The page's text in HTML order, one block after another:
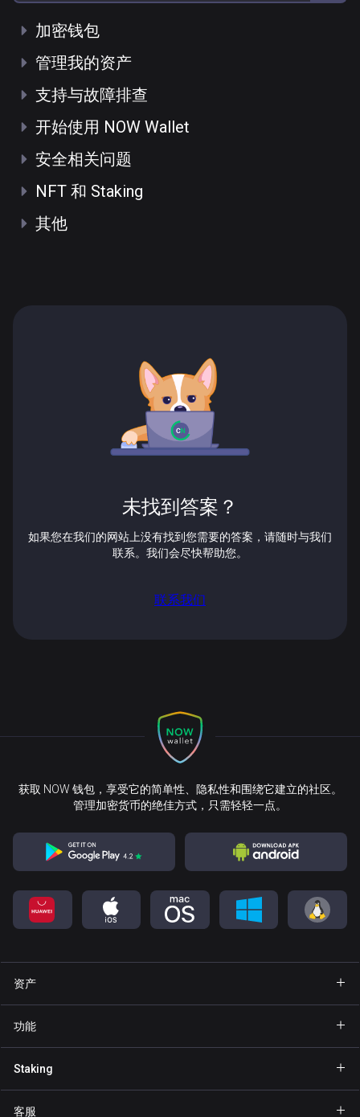
加密钱包
管理我的资产
支持与故障排查
开始使用 NOW Wallet
安全相关问题
NFT 和 Staking
其他
未找到答案？
如果您在我们的网站上没有找到您需要的答案，请随时与我们
联系。我们会尽快帮助您。
联系我们
获取 NOW 钱包，享受它的简单性、隐私性和围绕它建立的社区。
管理加密货币的绝佳方式，只需轻轻一点。
资产
钱包 Binance Coin
功能
Staking
客服